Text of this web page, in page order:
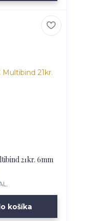
21kr. 6mm
košíka